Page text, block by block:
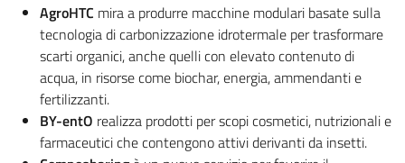
AgroHTC mira a produrre macchine modulari basate sulla
tecnologia di carbonizzazione idrotermale per trasformare
scarti organici, anche quelli con elevato contenuto di
acqua, in risorse come biochar, energia, ammendanti e
fertilizzanti.
BY-entO realizza prodotti per scopi cosmetici, nutrizionali e
farmaceutici che contengono attivi derivanti da insetti.